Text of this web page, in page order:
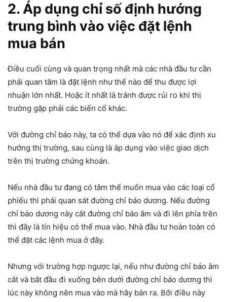
2. Áp dụng chỉ số định hướng
trung bình vào việc đặt lệnh
mua bán
Điều cuối cùng và quan trọng nhất mà các nhà đầu tư cần
phải quan tâm là đặt lệnh như thế nào để thu được lợi
nhuận lớn nhất. Hoặc ít nhất là tránh được rủi ro khi thị
trường gặp phải các biến cố khác.
Với đường chỉ báo này, ta có thể dựa vào nó để xác định xu
hướng thị trường, sau cùng là áp dụng vào việc giao dịch
trên thị trường chứng khoán.
Nếu nhà đầu tư đang có tâm thế muốn mua vào các loại cổ
phiếu thì phải quan sát đường chỉ báo dương. Nếu đường
chỉ báo dương này cắt đường chỉ báo âm và đi lên phía trên
thì đây là tín hiệu có thể mua vào. Nhà đầu tư hoàn toàn có
thể đặt các lệnh mua ở đây.
Nhưng với trường hợp ngược lại, nếu như đường chỉ báo âm
cắt và bắt đầu đi xuống bên dưới đường chỉ báo dương thì
lúc này không nên mua vào mà hãy bán ra. Bởi điều này